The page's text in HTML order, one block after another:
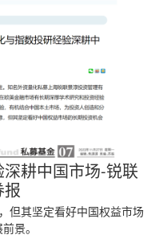
耕中国市场-锐联
但其坚定看好中国权益市场
景。